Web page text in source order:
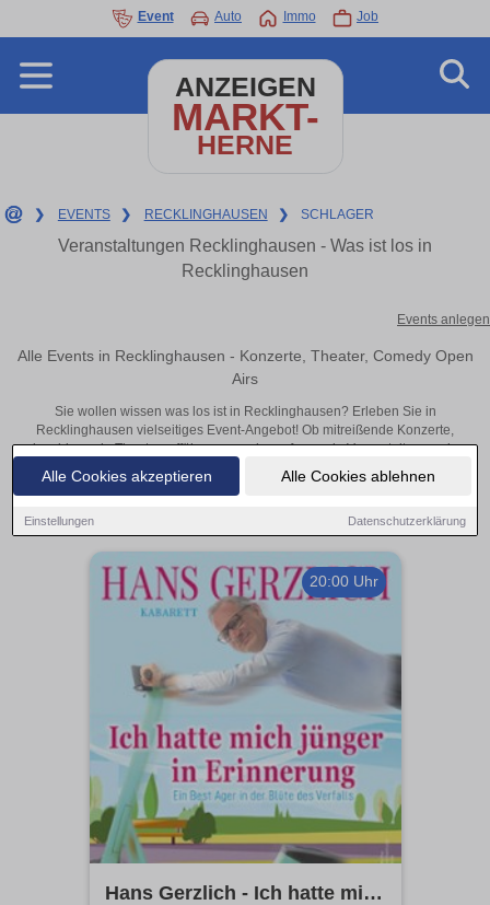
Alle Cookies akzeptieren Alle Cookies ablehnen
Einstellungen Datenschutzerklärung
Event Auto Immo Job
ANZEIGEN
MARKT-
HERNE
❯ EVENTS ❯ RECKLINGHAUSEN ❯ SCHLAGER
Veranstaltungen Recklinghausen - Was ist los in
Recklinghausen
Events anlegen
Alle Events in Recklinghausen - Konzerte, Theater, Comedy Open
Airs
Sie wollen wissen was los ist in Recklinghausen? Erleben Sie in
Recklinghausen vielseitiges Event-Angebot! Ob mitreißende Konzerte,
inspirierende Theateraufführungen oder aufregende Veranstaltungen in
Recklinghausen – hier finden alles im Überblick und Tickets.
20:00 Uhr
Hans Gerzlich - Ich hatte mich